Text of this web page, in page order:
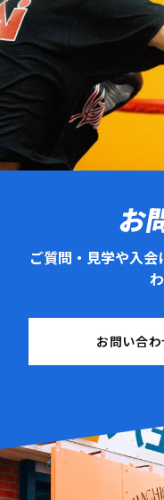
お
ご質問・見学や入
お問い合わ